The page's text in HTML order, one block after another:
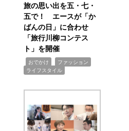
旅の思い出を五・七・
五で！ エースが「か
ばんの日」に合わせ
「旅行川柳コンテス
ト」を開催
おでかけ ファッション
ライフスタイル